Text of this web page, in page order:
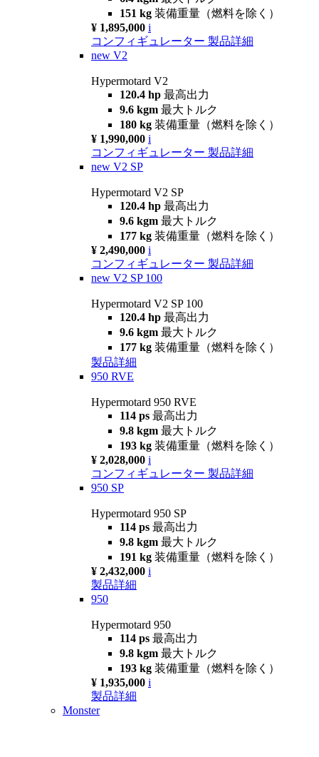
151 kg 装備重量（燃料を除く）
¥ 1,895,000 i
コンフィギュレーター 製品詳細
new V2
Hypermotard V2
120.4 hp 最高出力
9.6 kgm 最大トルク
180 kg 装備重量（燃料を除く）
¥ 1,990,000 i
コンフィギュレーター 製品詳細
new V2 SP
Hypermotard V2 SP
120.4 hp 最高出力
9.6 kgm 最大トルク
177 kg 装備重量（燃料を除く）
¥ 2,490,000 i
コンフィギュレーター 製品詳細
new V2 SP 100
Hypermotard V2 SP 100
120.4 hp 最高出力
9.6 kgm 最大トルク
177 kg 装備重量（燃料を除く）
製品詳細
950 RVE
Hypermotard 950 RVE
114 ps 最高出力
9.8 kgm 最大トルク
193 kg 装備重量（燃料を除く）
¥ 2,028,000 i
コンフィギュレーター 製品詳細
950 SP
Hypermotard 950 SP
114 ps 最高出力
9.8 kgm 最大トルク
191 kg 装備重量（燃料を除く）
¥ 2,432,000 i
製品詳細
950
Hypermotard 950
114 ps 最高出力
9.8 kgm 最大トルク
193 kg 装備重量（燃料を除く）
¥ 1,935,000 i
製品詳細
Monster